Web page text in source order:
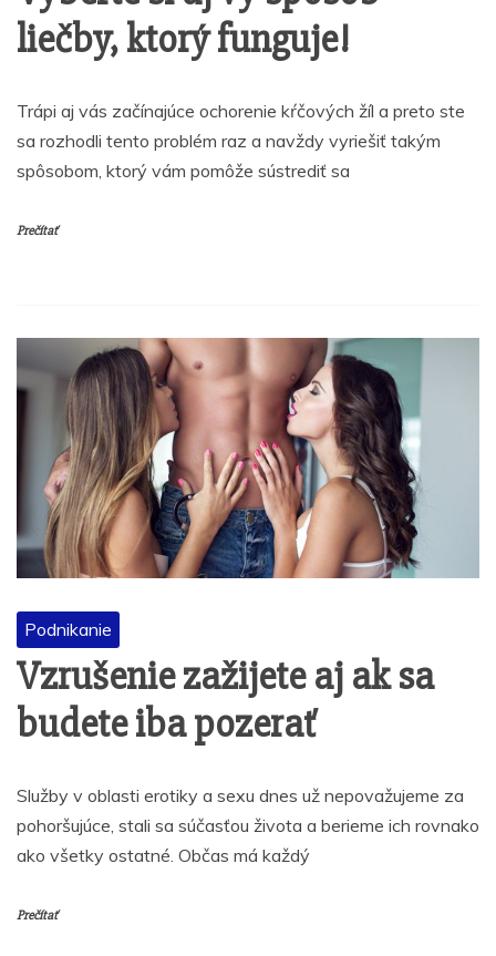
liečby, ktorý funguje!
Trápi aj vás začínajúce ochorenie kŕčových žíl a preto ste
sa rozhodli tento problém raz a navždy vyriešiť takým
spôsobom, ktorý vám pomôže sústrediť sa
Prečítať
Podnikanie
Vzrušenie zažijete aj ak sa
budete iba pozerať
Služby v oblasti erotiky a sexu dnes už nepovažujeme za
pohoršujúce, stali sa súčasťou života a berieme ich rovnako
ako všetky ostatné. Občas má každý
Prečítať